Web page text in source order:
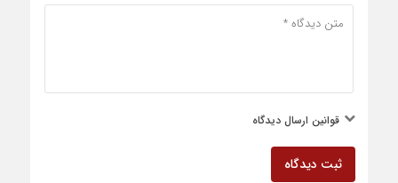
قوانین ارسال دیدگاه
ثبت دیدگاه